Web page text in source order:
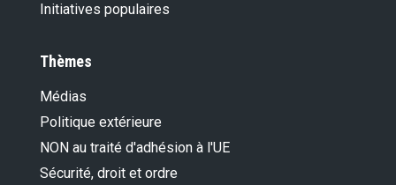
Initiatives populaires
Thèmes
Médias
Politique extérieure
NON au traité d'adhésion à l'UE
Sécurité, droit et ordre